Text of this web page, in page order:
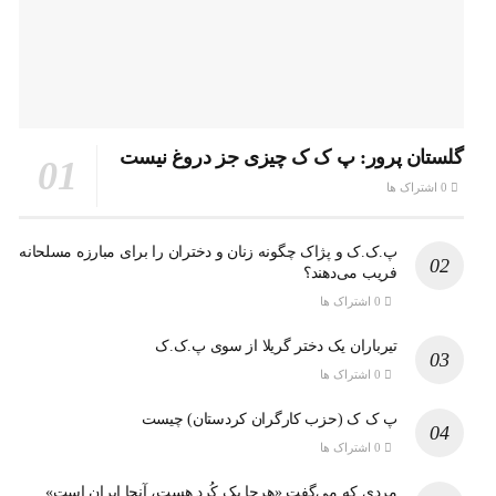
گلستان پرور: پ ک ک چیزی جز دروغ نیست
پ.ک.ک و پژاک چگونه زنان و دختران را برای مبارزه مسلحانه
فریب می‌دهند؟
تیرباران یک دختر گریلا از سوی پ.ک.ک
پ ک ک (حزب کارگران کردستان) چیست
مردی که می‌گفت «هرجا یک کُرد هست، آنجا ایران است»